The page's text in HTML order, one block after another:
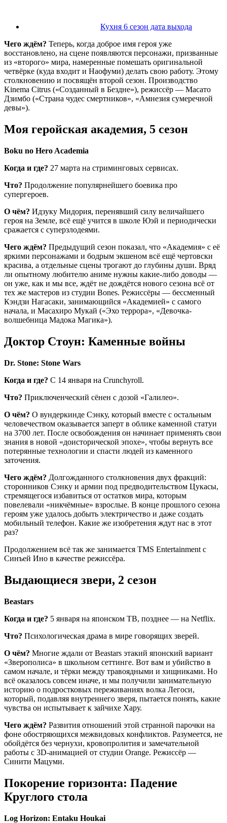
Кухня 6 сезон дата выхода
Чего ждём? Теперь, когда доброе имя героя уже
восстановлено, на сцене появляются персонажи, призванные
из «второго» мира, намеренные помешать оригинальной
четвёрке (куда входит и Наофуми) делать свою работу. Этому
столкновению и посвящён второй сезон. Производство
Kinema Citrus («Созданный в Бездне»), режиссёр — Масато
Дзимбо («Страна чудес смертников», «Амнезия сумеречной
девы»).
Моя геройская академия, 5 сезон
Boku no Hero Academia
Когда и где? 27 марта на стриминговых сервисах.
Что? Продолжение популярнейшего боевика про
супергероев.
О чём? Идзуку Мидория, перенявший силу величайшего
героя на Земле, всё ещё учится в школе Юэй и периодически
сражается с суперзлодеями.
Чего ждём? Предыдущий сезон показал, что «Академия» с её
яркими персонажами и бодрым экшеном всё ещё чертовски
красива, а отдельные сцены трогают до глубины души. Вряд
ли опытному любителю аниме нужны какие-либо доводы —
он уже, как и мы все, ждёт не дождётся нового сезона всё от
тех же мастеров из студии Bones. Режиссёры — бессменный
Кэндзи Нагасаки, занимающийся «Академией» с самого
начала, и Масахиро Мукай («Эхо террора», «Девочка-
волшебница Мадока Магика»).
Доктор Стоун: Каменные войны
Dr. Stone: Stone Wars
Когда и где? С 14 января на Crunchyroll.
Что? Приключенческий сёнен с дозой «Галилео».
О чём? О вундеркинде Сэнку, который вместе с остальным
человечеством оказывается заперт в облике каменной статуи
на 3700 лет. После освобождения он начинает применять свои
знания в новой «доисторической эпохе», чтобы вернуть все
потерянные технологии и спасти людей из каменного
заточения.
Чего ждём? Долгожданного столкновения двух фракций:
сторонников Сэнку и армии под предводительством Цукасы,
стремящегося избавиться от остатков мира, которым
повелевали «никчёмные» взрослые. В конце прошлого сезона
героям уже удалось добыть электричество и даже создать
мобильный телефон. Какие же изобретения ждут нас в этот
раз?
Продолжением всё так же занимается TMS Entertainment с
Синъей Ино в качестве режиссёра.
Выдающиеся звери, 2 сезон
Beastars
Когда и где? 5 января на японском ТВ, позднее — на Netflix.
Что? Психологическая драма в мире говорящих зверей.
О чём? Многие ждали от Beastars этакий японский вариант
«Зверополиса» в школьном сеттинге. Вот вам и убийство в
самом начале, и тёрки между травоядными и хищниками. Но
всё оказалось совсем иначе, и мы получили занимательную
историю о подростковых переживаниях волка Легоси,
который, подавляя внутреннего зверя, пытается понять, какие
чувства он испытывает к зайчихе Хару.
Чего ждём? Развития отношений этой странной парочки на
фоне обостряющихся межвидовых конфликтов. Разумеется, не
обойдётся без чернухи, кровопролития и замечательной
работы с 3D-анимацией от студии Orange. Режиссёр —
Синити Мацуми.
Покорение горизонта: Падение
Круглого стола
Log Horizon: Entaku Houkai